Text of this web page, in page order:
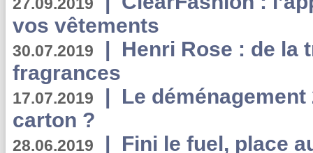
vos vêtements
30.07.2019 | Henri Rose : de la
fragrances
17.07.2019 | Le
carton ?
28.06.2019 | Fini le fuel, place